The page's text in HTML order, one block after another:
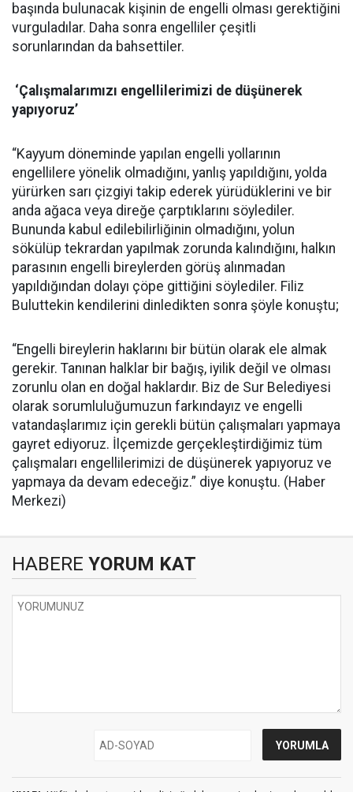
başında bulunacak kişinin de engelli olması gerektiğini
vurguladılar. Daha sonra engelliler çeşitli
sorunlarından da bahsettiler.
‘Çalışmalarımızı engellilerimizi de düşünerek
yapıyoruz’
“Kayyum döneminde yapılan engelli yollarının
engellilere yönelik olmadığını, yanlış yapıldığını, yolda
yürürken sarı çizgiyi takip ederek yürüdüklerini ve bir
anda ağaca veya direğe çarptıklarını söylediler.
Bununda kabul edilebilirliğinin olmadığını, yolun
sökülüp tekrardan yapılmak zorunda kalındığını, halkın
parasının engelli bireylerden görüş alınmadan
yapıldığından dolayı çöpe gittiğini söylediler. Filiz
Buluttekin kendilerini dinledikten sonra şöyle konuştu;
“Engelli bireylerin haklarını bir bütün olarak ele almak
gerekir. Tanınan halklar bir bağış, iyilik değil ve olması
zorunlu olan en doğal haklardır. Biz de Sur Belediyesi
olarak sorumluluğumuzun farkındayız ve engelli
vatandaşlarımız için gerekli bütün çalışmaları yapmaya
gayret ediyoruz. İlçemizde gerçekleştirdiğimiz tüm
çalışmaları engellilerimizi de düşünerek yapıyoruz ve
yapmaya da devam edeceğiz.” diye konuştu. (Haber
Merkezi)
HABERE YORUM KAT